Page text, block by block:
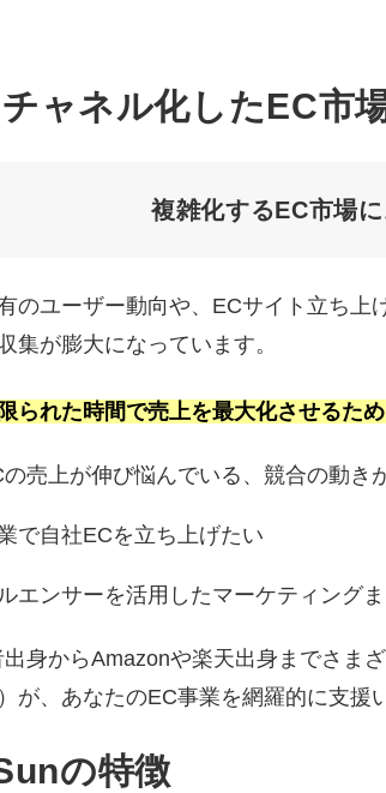
ャネル化したEC市
複雑化するEC市場
のユーザー動向や、ECサイト立ち
集が膨大になっています。
限られた時間で売上を最大化させるた
の売上が伸び悩んでいる、競合の動き
で自社ECを立ち上げたい
エンサーを活用したマーケティング
身からAmazonや楽天出身までさま
が、あなたのEC事業を網羅的に支援
の特徴